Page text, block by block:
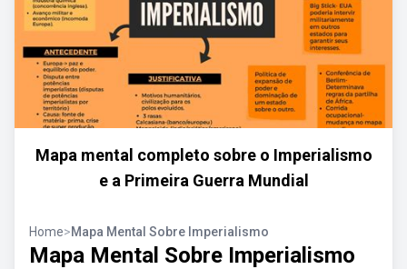
Mapa mental completo sobre o Imperialismo
e a Primeira Guerra Mundial
Home>Mapa Mental Sobre Imperialismo
Mapa Mental Sobre Imperialismo